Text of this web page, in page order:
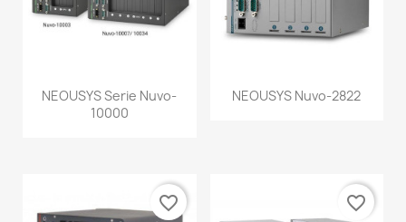
NEOUSYS Serie Nuvo-
10000
NEOUSYS Nuvo-2822
favorite_border favorite_border